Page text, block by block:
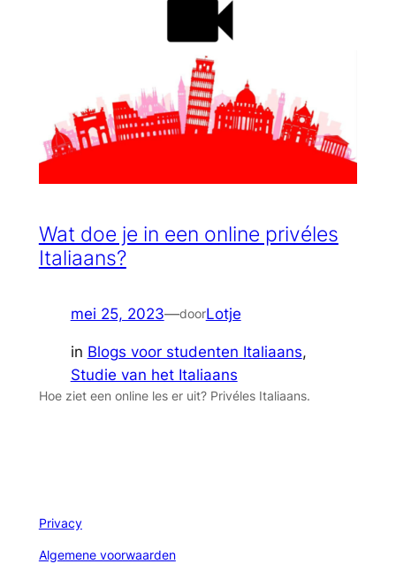
Wat doe je in een online privéles
Italiaans?
mei 25, 2023—doorLotje
in Blogs voor studenten Italiaans
Studie van het Italiaans
Hoe ziet een online les er uit? Privéles Italiaans.
Privacy
Algemene voorwaarden